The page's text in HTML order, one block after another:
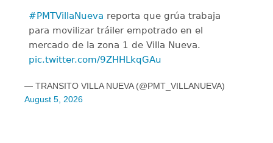
#PMTVillaNueva reporta que grúa trabaja
para movilizar tráiler empotrado en el
mercado de la zona 1 de Villa Nueva.
pic.twitter.com/9ZHHLkqGAu
— TRANSITO VILLA NUEVA (@PMT_VILLANUEVA)
August 5, 2026